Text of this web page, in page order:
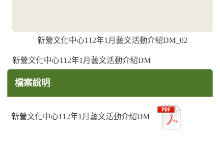
新營文化中心112年1月藝文活動介紹DM_02
新營文化中心112年1月藝文活動介紹DM
檔案說明
新營文化中心112年1月藝文活動介紹DM